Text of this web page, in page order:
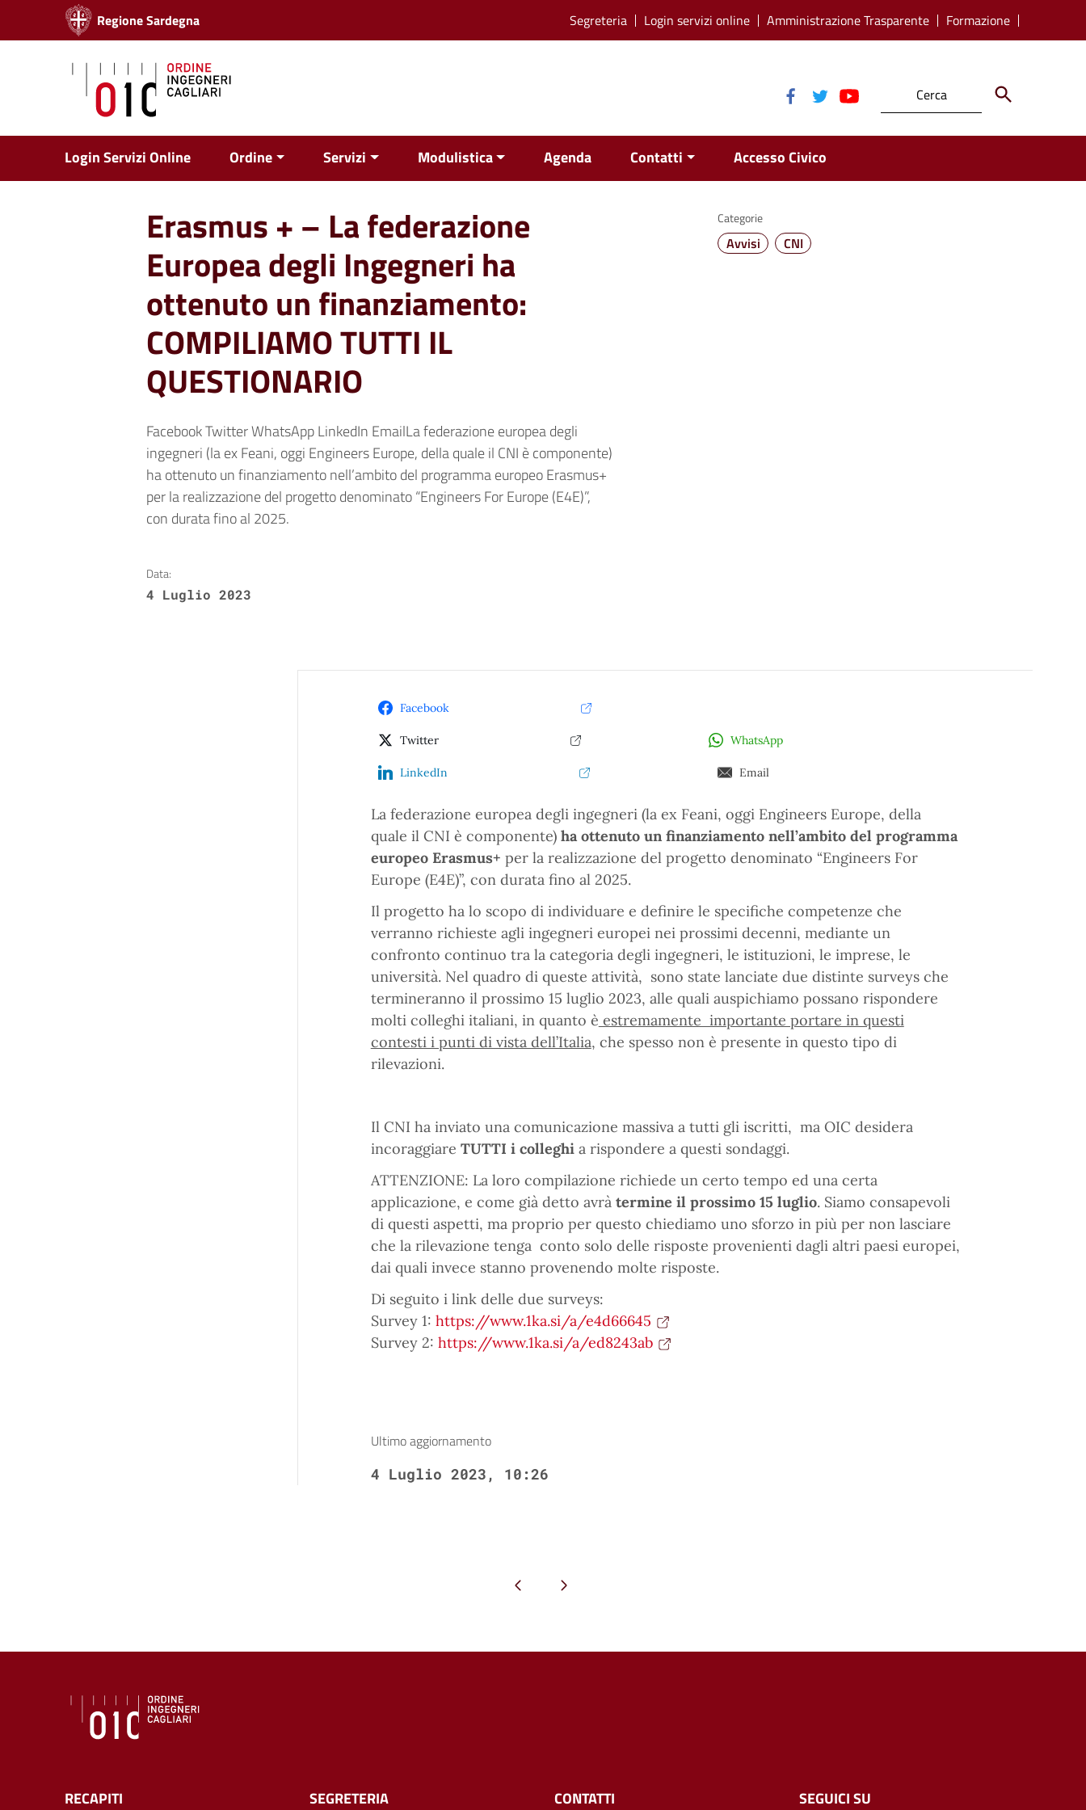
Vai ai contenuti
Vai al menu di navigazione
Regione Sardegna Segreteria Login servizi online Amministrazione Trasparente Formazione
Login Servizi Online Ordine Servizi Modulistica Agenda Contatti Accesso Civico
Erasmus + – La federazione
Europea degli Ingegneri ha
ottenuto un finanziamento:
COMPILIAMO TUTTI IL
QUESTIONARIO
Facebook Twitter WhatsApp LinkedIn EmailLa federazione europea degli
ingegneri (la ex Feani, oggi Engineers Europe, della quale il CNI è componente)
ha ottenuto un finanziamento nell’ambito del programma europeo Erasmus+
per la realizzazione del progetto denominato “Engineers For Europe (E4E)”,
con durata fino al 2025.
Categorie
Avvisi CNI
Data:
4 Luglio 2023
Facebook
Twitter WhatsApp
LinkedIn Email
La federazione europea degli ingegneri (la ex Feani, oggi Engineers Europe, della
quale il CNI è componente) ha ottenuto un finanziamento nell’ambito del programma
europeo Erasmus+ per la realizzazione del progetto denominato “Engineers For
Europe (E4E)”, con durata fino al 2025.
Il progetto ha lo scopo di individuare e definire le specifiche competenze che
verranno richieste agli ingegneri europei nei prossimi decenni, mediante un
confronto continuo tra la categoria degli ingegneri, le istituzioni, le imprese, le
università. Nel quadro di queste attività, sono state lanciate due distinte surveys che
termineranno il prossimo 15 luglio 2023, alle quali auspichiamo possano rispondere
molti colleghi italiani, in quanto è estremamente importante portare in questi
contesti i punti di vista dell’Italia, che spesso non è presente in questo tipo di
rilevazioni.
Il CNI ha inviato una comunicazione massiva a tutti gli iscritti, ma OIC desidera
incoraggiare TUTTI i colleghia rispondere a questi sondaggi.
ATTENZIONE: La loro compilazione richiede un certo tempo ed una certa
applicazione, e come già detto avrà termine il prossimo 15 luglio. Siamo consapevoli
di questi aspetti, ma proprio per questo chiediamo uno sforzo in più per non lasciare
che la rilevazione tenga conto solo delle risposte provenienti dagli altri paesi europei,
dai quali invece stanno provenendo molte risposte.
Di seguito i link delle due surveys:
Survey 1: https://www.1ka.si/a/e4d66645
Survey 2: https://www.1ka.si/a/ed8243ab
Ultimo aggiornamento
4 Luglio 2023, 10:26
Pagina precedentePagina successiva
RECAPITI SEGRETERIA CONTATTI SEGUICI SU